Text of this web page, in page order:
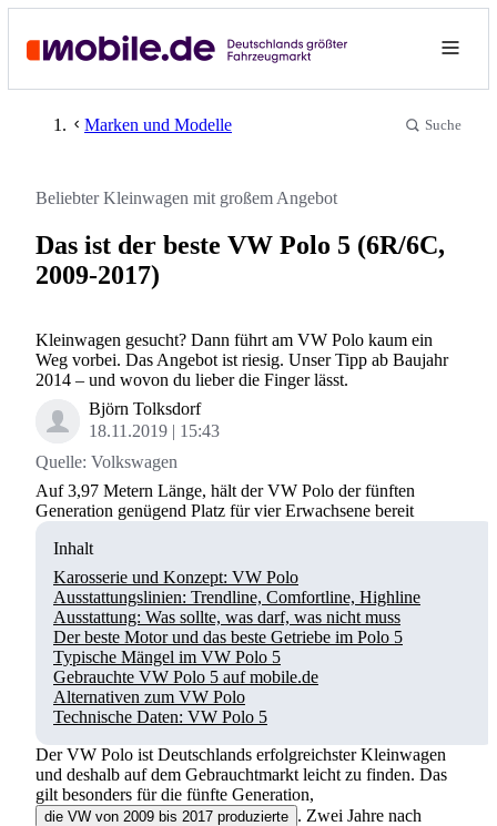
Marken und Modelle Suche
Beliebter Kleinwagen mit großem Angebot
Das ist der beste VW Polo 5 (6R/6C,
2009-2017)
Kleinwagen gesucht? Dann führt am VW Polo kaum ein
Weg vorbei. Das Angebot ist riesig. Unser Tipp ab Baujahr
2014 – und wovon du lieber die Finger lässt.
Björn Tolksdorf
18.11.2019
15:43
Inhalt
Karosserie und Konzept: VW Polo
Ausstattungslinien: Trendline, Comfortline, Highline
Ausstattung: Was sollte, was darf, was nicht muss
Der beste Motor und das beste Getriebe im Polo 5
Typische Mängel im VW Polo 5
Gebrauchte VW Polo 5 auf mobile.de
Alternativen zum VW Polo
Technische Daten: VW Polo 5
Quelle: Volkswagen
Auf 3,97 Metern Länge, hält der VW Polo der fünften
Generation genügend Platz für vier Erwachsene bereit
Der VW Polo ist Deutschlands erfolgreichster Kleinwagen
und deshalb auf dem Gebrauchtmarkt leicht zu finden. Das
gilt besonders für die fünfte Generation,
die VW von 2009 bis 2017 produzierte . Zwei Jahre nach